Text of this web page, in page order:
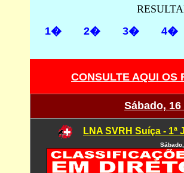
1�
2� 3� 4�
CONSULTE AQUI
Sábado,
LNA SVRH Suíça - 1ª